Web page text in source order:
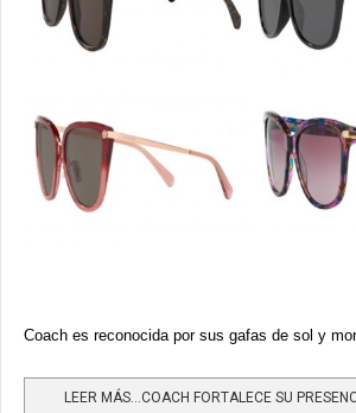
Coach es reconocida por sus gafas de sol y
LEER MÁS…COACH FORTALECE SU